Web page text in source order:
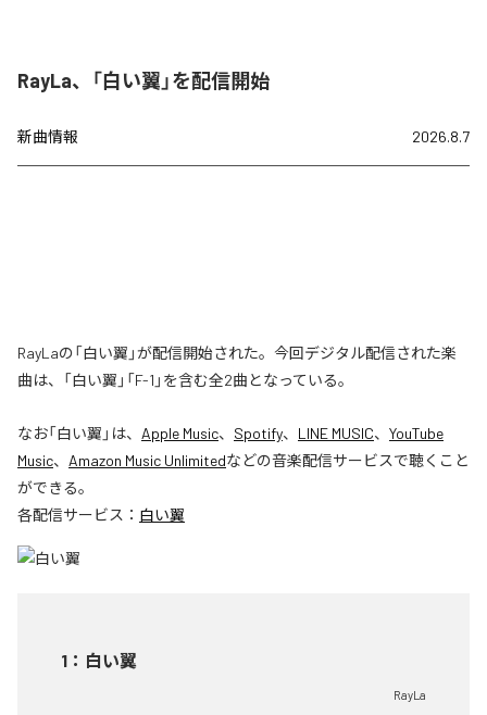
RayLa、「白い翼」を配信開始
新曲情報 2026.8.7
RayLaの「白い翼」が配信開始された。今回デジタル配信された楽
曲は、「白い翼」「F-1」を含む全2曲となっている。
なお「白い翼 」は、 Apple Music、 Spotify、 LINE MUSIC、 YouTube
Music、 Amazon Music Unlimitedなどの音楽配信サービスで聴くこと
ができる。
各配信サービス： 白い翼
1 ： 白い翼
RayLa